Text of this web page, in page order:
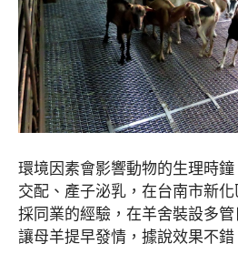
環境因素會影響動物的生理時
交配、產子泌乳，在台南市新
採同業的經驗，在羊舍裝設多
讓母羊提早發情，據說效果不錯